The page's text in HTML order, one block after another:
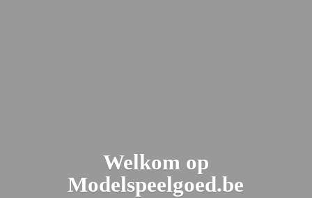
Welkom op
Modelspeelgoed.be